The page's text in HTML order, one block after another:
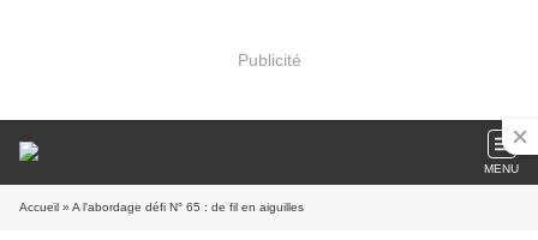
Publicité
MENU
Accueil » A l'abordage défi N° 65 : de fil en aiguilles